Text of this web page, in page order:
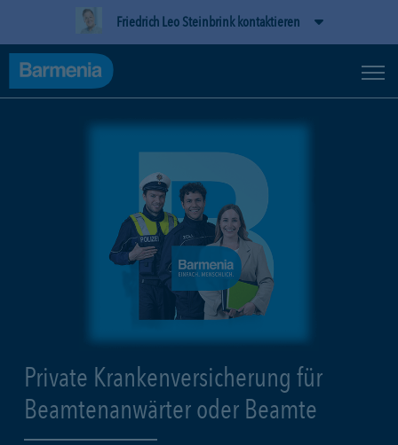
Friedrich Leo Steinbrink kontaktieren
Private Krankenversicherung für
Beamtenanwärter oder Beamte